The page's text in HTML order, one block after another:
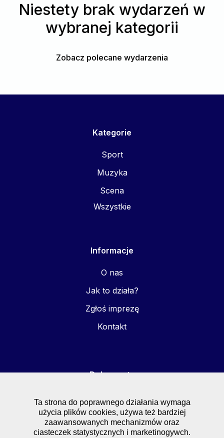
Ta strona do poprawnego działania wymaga
użycia plików cookies, używa też bardziej
zaawansowanych mechanizmów oraz
ciasteczek statystycznych i marketinogywch.
Niestety brak wydarzeń w
wybranej kategorii
Zobacz polecane wydarzenia
Kategorie
Sport
Muzyka
Scena
Wszystkie
Informacje
O nas
Jak to działa?
Zgłoś imprezę
Kontakt
Dokumenty
Regulaminy
Polityka prywatności